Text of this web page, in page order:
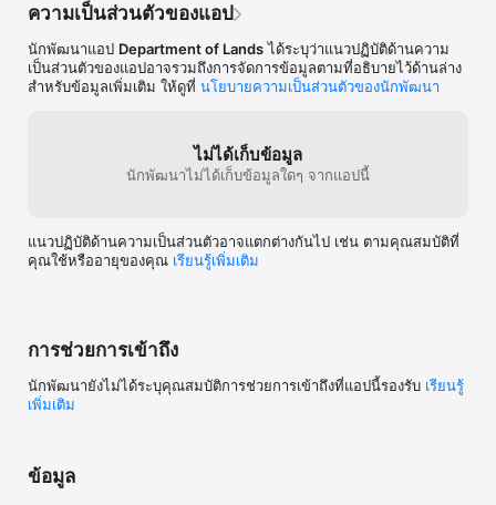
ความเป็นส่วนตัวของแอป
นักพัฒนาแอป Department of Landsได้ระบุว่าแนวปฏิบัติด้านความ
เป็นส่วนตัวของแอปอาจรวมถึงการจัดการข้อมูลตามที่อธิบายไว้ด้านล่าง
สำหรับข้อมูลเพิ่มเติม ให้ดูที่ นโยบายความเป็นส่วนตัวของนักพัฒนา
ไม่ได้เก็บข้อมูล
นักพัฒนาไม่ได้เก็บข้อมูลใดๆ จากแอปนี้
แนวปฏิบัติด้านความเป็นส่วนตัวอาจแตกต่างกันไป เช่น ตามคุณสมบัติที่
คุณใช้หรืออายุของคุณ เรียนรู้เพิ่มเติม
การช่วยการเข้าถึง
นักพัฒนายังไม่ได้ระบุคุณสมบัติการช่วยการเข้าถึงที่แอปนี้รองรับ เรียนรู้
เพิ่มเติม
ข้อมูล